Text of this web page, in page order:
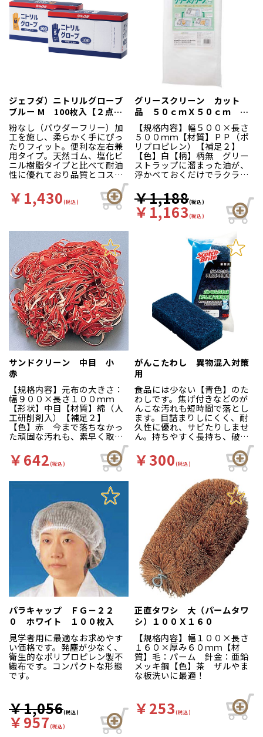
ジェフダ）ニトリルグローブ
ブルー M 100枚入【２点ま
で】
粉なし（パウダーフリー）加
工を施し、柔らかく手にぴっ
たりフィット。便利な左右兼
用タイプ。天然ゴム、塩化ビ
ニル樹脂タイプと比べて耐油
性に優れており品質とコスト
す。
￥1,430(税込)
グリースクリーン カット
品 ５０ｃｍＸ５０ｃｍ ５
枚
【規格内容】幅５００×長さ
５００ｍｍ【材質】ＰＰ（ポ
リプロピレン）【補足２】
【色】白【柄】柄無 グリー
ストラップに溜まった油が、
浮かべておくだけでラクラク
ので水を吸わずに油脂類だけ
を吸着。一度吸着した油脂類
をしっかり閉じ込めて逃がし
ません。清掃後、浮かべたシ
な臭いを抑えることができま
す。吸着したシートを取り出
せば、簡単に油を除去できま
す。※カット品は１枚（５０
ｃｍ×５０ｃｍ）で、約１ｋ
ｇの油脂類を吸着します。
￥1,188(税込)
￥1,163(税込)
サンドクリーン 中目 小
赤
【規格内容】元布の大きさ：
幅９００×長さ１００ｍｍ
【形状】中目【材質】綿（人
工研削剤入）【補足２】
【色】赤 今まで落ちなかっ
た頑固な汚れも、素早く取り
除きます。目詰まりしにくく
耐久性も抜群。金属タワシの
ように錆びたり手に刺さった
り、細かくちぎれて破片が食
品に混入する心配がありませ
￥642(税込)
がんこたわし 異物混入対策
用
食品には少ない【青色】のた
わしです。焦げ付きなどのが
んこな汚れも短時間で落とし
ます。目詰まりしにくく、耐
久性に優れ、サビたりしませ
ん。持ちやすく長持ち、破片
￥300(税込)
パラキャップ ＦＧ－２２
０ ホワイト １００枚入
見学者用に最適なお求めやす
い価格です。発塵が少なく、
衛生的なポリプロピレン製不
織布です。コンパクトな形態
です。
￥1,056(税込)
￥957(税込)
正直タワシ 大（パームタワ
シ）１００Ｘ１６０
【規格内容】幅１００×長さ
１６０×厚み６０ｍｍ【材
質】毛：パーム 針金：亜鉛
メッキ鋼【色】茶 ザルやま
な板洗いに最適！
￥253(税込)